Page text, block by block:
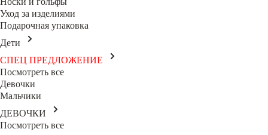
Уход за изделиями
Подарочная упаковка
Дети
СПЕЦ ПРЕДЛОЖЕНИЕ
Посмотреть все
Девочки
Мальчики
ДЕВОЧКИ
Посмотреть все